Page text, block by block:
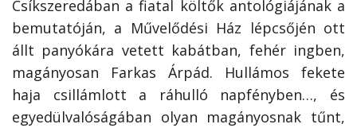
Csíkszeredában a fiatal költők antológiájának a
bemutatóján, a Művelődési Ház lépcsőjén ott
állt panyókára vetett kabátban, fehér ingben,
magányosan Farkas Árpád. Hullámos fekete
haja csillámlott a ráhulló napfényben…, és
egyedülvalóságában olyan magányosnak tűnt,